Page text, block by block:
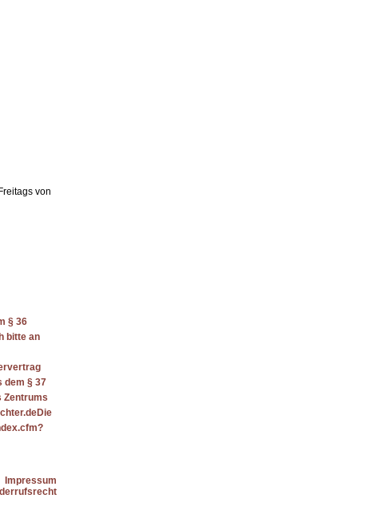
von
§ 36
bitte an
dem § 37
Zentrums
Impressum